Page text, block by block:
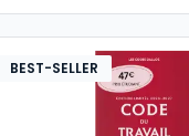
BEST-SELLER